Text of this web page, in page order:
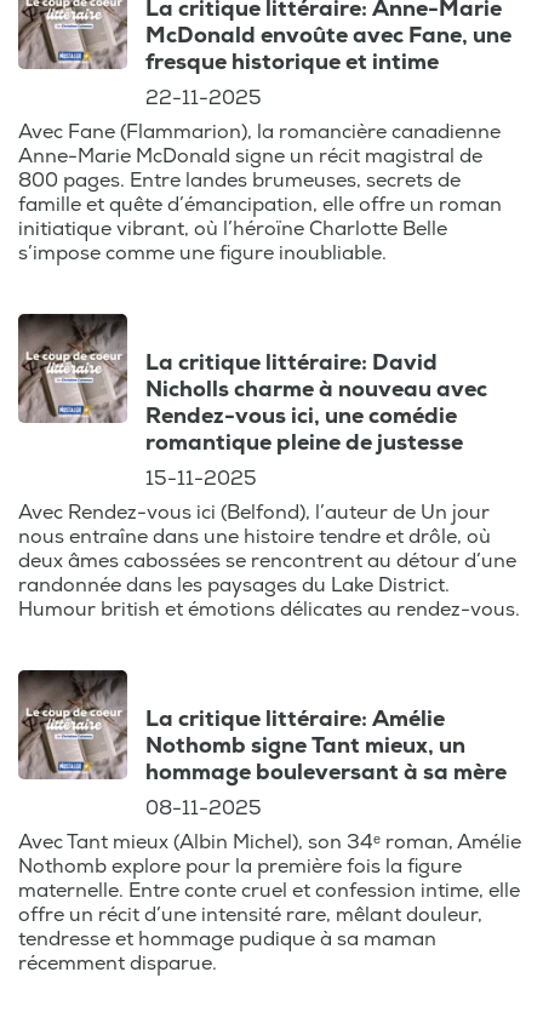
La critique littéraire: Anne-Marie
McDonald envoûte avec Fane, une
fresque historique et intime
22-11-2025
Avec Fane (Flammarion), la romancière canadienne
Anne-Marie McDonald signe un récit magistral de
800 pages. Entre landes brumeuses, secrets de
famille et quête d’émancipation, elle offre un roman
initiatique vibrant, où l’héroïne Charlotte Belle
s’impose comme une figure inoubliable.
La critique littéraire: David
Nicholls charme à nouveau avec
Rendez-vous ici, une comédie
romantique pleine de justesse
15-11-2025
Avec Rendez-vous ici (Belfond), l’auteur de Un jour
nous entraîne dans une histoire tendre et drôle, où
deux âmes cabossées se rencontrent au détour d’une
randonnée dans les paysages du Lake District.
Humour british et émotions délicates au rendez-vous.
La critique littéraire: Amélie
Nothomb signe Tant mieux, un
hommage bouleversant à sa mère
08-11-2025
Avec Tant mieux (Albin Michel), son 34ᵉ roman, Amélie
Nothomb explore pour la première fois la figure
maternelle. Entre conte cruel et confession intime, elle
offre un récit d’une intensité rare, mêlant douleur,
tendresse et hommage pudique à sa maman
récemment disparue.